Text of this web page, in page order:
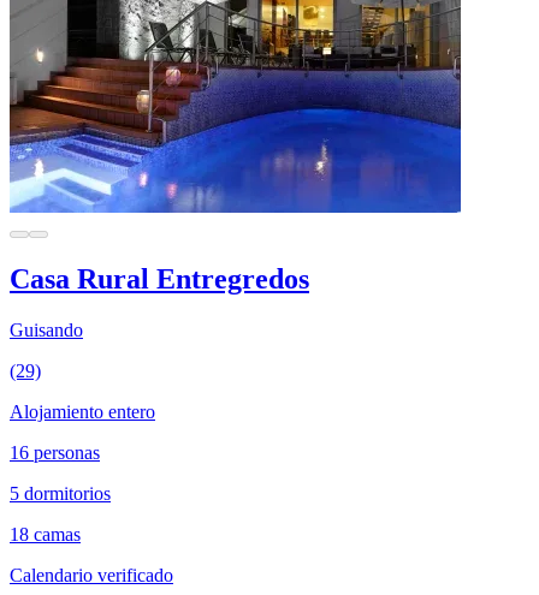
Casa Rural Entregredos
Guisando
(29)
Alojamiento entero
16 personas
5 dormitorios
18 camas
Calendario verificado